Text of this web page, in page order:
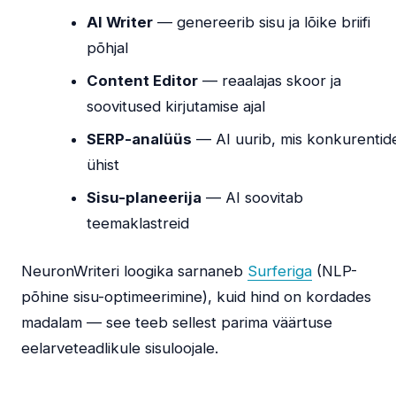
AI Writer — genereerib sisu ja lõike briifi
põhjal
Content Editor — reaalajas skoor ja
soovitused kirjutamise ajal
SERP-analüüs — AI uurib, mis
ühist
Sisu-planeerija — AI soovitab
teemaklastreid
NeuronWriteri loogika sarnaneb Surferiga (NLP-
põhine sisu-optimeerimine), kuid hind on kordades
madalam — see teeb sellest parima väärtuse
eelarveteadlikule sisuloojale.